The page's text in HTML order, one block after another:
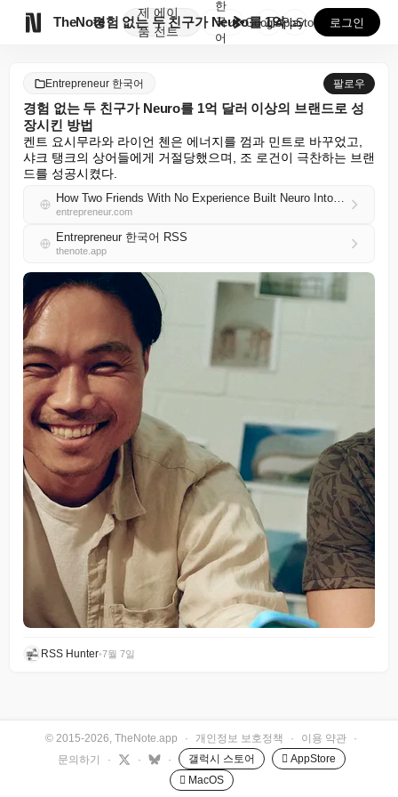
TheNote
제
품
에이
전트
경험 없는 두 친구가 Neuro를 1억 달러 이상의 브...
한
국
어
GooglePlay
AppStore 로그인
Entrepreneur 한국어 팔로우
경험 없는 두 친구가 Neuro를 1억 달러 이상의 브랜드로 성
장시킨 방법
켄트 요시무라와 라이언 첸은 에너지를 껌과 민트로 바꾸었고,
샤크 탱크의 상어들에게 거절당했으며, 조 로건이 극찬하는 브랜
드를 성공시켰다.
How Two Friends With No Experience Built Neuro Into a $100 Million Plus Brand
entrepreneur.com
Entrepreneur 한국어 RSS
thenote.app
RSS Hunter•7월 7일
© 2015-2026, TheNote.app · 개인정보 보호정책 · 이용 약관
·
문의하기
· · · 갤럭시 스토어
 AppStore
 MacOS